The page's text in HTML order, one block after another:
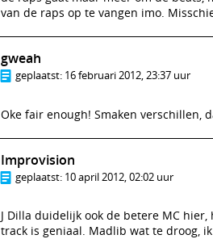
van de raps op te vangen imo.
gweah
geplaatst: 16 februari 2012, 23:37 uur
Oke fair enough! Smaken verschillen,
Improvision
geplaatst: 10 april 2012, 02:02 uur
J Dilla duidelijk ook de betere MC
track is geniaal. Madlib wat te droog,